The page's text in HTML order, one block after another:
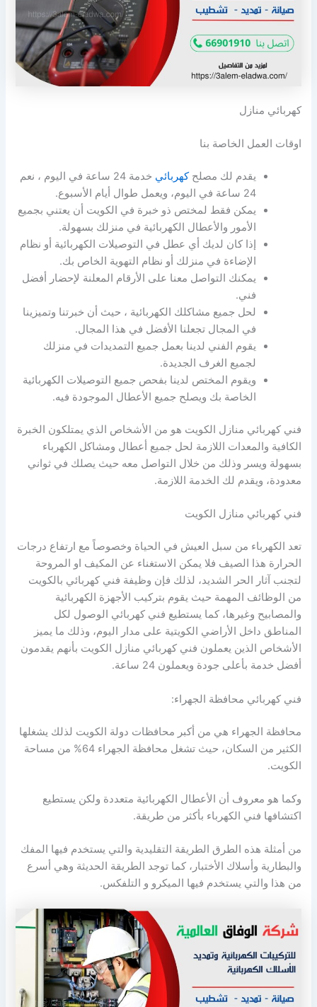
كهربائي منازل
اوقات العمل الخاصة بنا
يقدم لك مصلحكهربائي
خدمة 24 ساعة في اليوم ، نعم
24 ساعة في اليوم، ويعمل طوال أيام الأسبوع.
يمكن فقط لمختص ذو خبرة في الكويت أن يعتني بجميع
الأمور والأعطال الكهربائية في منزلك بسهولة.
إذا كان لديك أي عطل في التوصيلات الكهربائية أو نظام
الإضاءة في منزلك أو نظام التهوية الخاص بك.
يمكنك التواصل معنا على الأرقام المعلنة لإحضار أفضل
فني.
لحل جميع مشاكلك الكهربائية ، حيث أن خبرتنا وتميزينا
في المجال تجعلنا الأفضل في هذا المجال.
يقوم الفني لدينا بعمل جميع التمديدات في منزلك
لجميع الغرف الجديدة.
ويقوم المختص لدينا بفحص جميع التوصيلات الكهربائية
الخاصة بك ويصلح جميع الأعطال الموجودة فيه.
فني كهربائي منازل الكويت هو من الأشخاص الذي يمتلكون الخبرة
الكافية والمعدات اللازمة لحل جميع أعطال ومشاكل الكهرباء
بسهولة ويسر وذلك من خلال التواصل معه حيث يصلك في ثواني
معدودة، ويقدم لك الخدمة اللازمة.
فني كهربائي منازل الكويت
تعد الكهرباء من سبل العيش في الحياة وخصوصاً مع ارتفاع درجات
الحرارة هذا الصيف فلا يمكن الاستغناء عن المكيف او المروحة
لتجنب آثار الحر الشديد، لذلك فإن وظيفة فني كهربائي بالكويت
من الوظائف المهمة حيث يقوم بتركيب الأجهزة الكهربائية
والمصابيح وغيرها، كما يستطيع فني كهربائي الوصول لكل
المناطق داخل الأراضي الكويتية على مدار اليوم، وذلك ما يميز
الأشخاص الذين يعملون فني كهربائي منازل الكويت بأنهم يقدمون
أفضل خدمة بأعلى جودة ويعملون 24 ساعة.
فني كهربائي محافظة الجهراء:
محافظة الجهراء هي من أكبر محافظات دولة الكويت لذلك يشغلها
الكثير من السكان، حيث تشغل محافظة الجهراء 64% من مساحة
الكويت.
وكما هو معروف أن الأعطال الكهربائية متعددة ولكن يستطيع
اكتشافها فني الكهرباء بأكثر من طريقة.
من أمثلة هذه الطرق الطريقة التقليدية والتي يستخدم فيها المفك
والبطارية وأسلاك الأختبار، كما توجد الطريقة الحديثة وهي أسرع
من هذا والتي يستخدم فيها الميكرو و التلفكس.